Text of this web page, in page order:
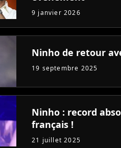
9 janvier 2026
Ninho de retour
19 septembre 2025
Ninho : record
français !
21 juillet 2025